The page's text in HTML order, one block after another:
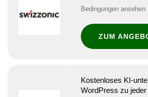
Bedingungen ansehen
ZUM
Kostenloses KI-
WordPress zu